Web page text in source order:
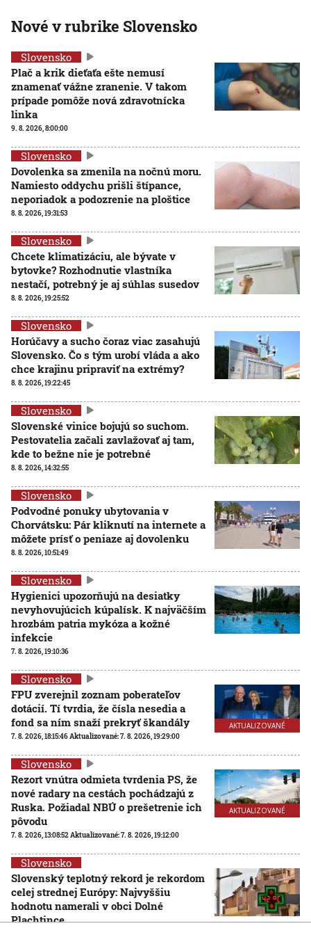
Nové v rubrike Slovensko
Slovensko
Plač a krik dieťaťa ešte nemusí
znamenať vážne zranenie. V takom
prípade pomôže nová zdravotnícka
linka
9. 8. 2026, 8:00:00
Slovensko
Dovolenka sa zmenila na nočnú moru.
Namiesto oddychu prišli štípance,
neporiadok a podozrenie na ploštice
8. 8. 2026, 19:31:53
Slovensko
Chcete klimatizáciu, ale bývate v
bytovke? Rozhodnutie vlastníka
nestačí, potrebný je aj súhlas susedov
8. 8. 2026, 19:25:52
Slovensko
Horúčavy a sucho čoraz viac zasahujú
Slovensko. Čo s tým urobí vláda a ako
chce krajinu pripraviť na extrémy?
8. 8. 2026, 19:22:45
Slovensko
Slovenské vinice bojujú so suchom.
Pestovatelia začali zavlažovať aj tam,
kde to bežne nie je potrebné
8. 8. 2026, 14:32:55
Slovensko
Podvodné ponuky ubytovania v
Chorvátsku: Pár kliknutí na internete a
môžete prísť o peniaze aj dovolenku
8. 8. 2026, 10:51:49
Slovensko
Hygienici upozorňujú na desiatky
nevyhovujúcich kúpalísk. K najväčším
hrozbám patria mykóza a kožné
infekcie
7. 8. 2026, 19:10:36
AKTUALIZOVANÉ
Slovensko
FPU zverejnil zoznam poberateľov
dotácií. Tí tvrdia, že čísla nesedia a
fond sa ním snaží prekryť škandály
7. 8. 2026, 18:15:46Aktualizované:7. 8. 2026, 19:29:00
AKTUALIZOVANÉ
Slovensko
Rezort vnútra odmieta tvrdenia PS, že
nové radary na cestách pochádzajú z
Ruska. Požiadal NBÚ o prešetrenie ich
pôvodu
7. 8. 2026, 13:08:52Aktualizované:7. 8. 2026, 19:12:00
Slovensko
Slovenský teplotný rekord je rekordom
celej strednej Európy: Najvyššiu
hodnotu namerali v obci Dolné
Plachtince